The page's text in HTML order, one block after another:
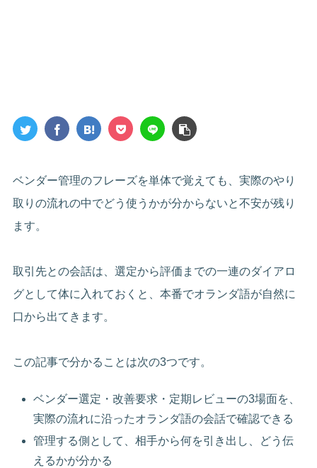
ベンダー管理のフレーズを単体で覚えても、実際のやり
取りの流れの中でどう使うかが分からないと不安が残り
ます。
取引先との会話は、選定から評価までの一連のダイアロ
グとして体に入れておくと、本番でオランダ語が自然に
口から出てきます。
この記事で分かることは次の3つです。
ベンダー選定・改善要求・定期レビューの3場面を、
実際の流れに沿ったオランダ語の会話で確認できる
管理する側として、相手から何を引き出し、どう伝
えるかが分かる